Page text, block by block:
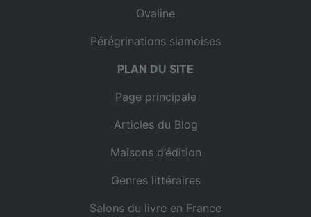
Ovaline
Pérégrinations siamoises
PLAN DU SITE
Page principale
Articles du Blog
Maisons d’édition
Genres littéraires
Salons du livre en France